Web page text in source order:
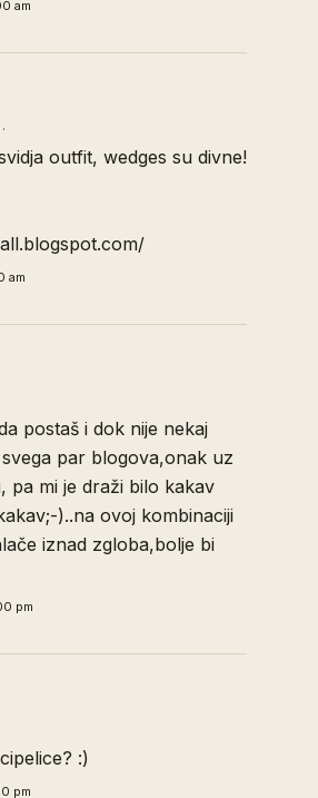
am
outfit, wedges su divne!
am
postaš i dok nije nekaj
par blogova,onak uz
pa mi je draži bilo kakav
)..na ovoj kombinaciji
iznad zgloba,bolje bi
pm
:)
pm